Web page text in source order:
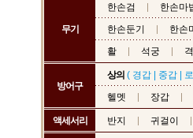
무기
한손검
한손마
한손둔기
한손
활
석궁
방어구
상의 ( 경갑 중갑
헬멧
장갑
액세서리 반지 귀걸이